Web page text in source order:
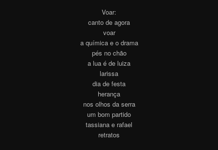
Voar:
canto de agora
voar
a química e o drama
pés no chão
a lua é de luiza
larissa
dia de festa
herança
nos olhos da serra
um bom partido
tassiana e rafael
retratos